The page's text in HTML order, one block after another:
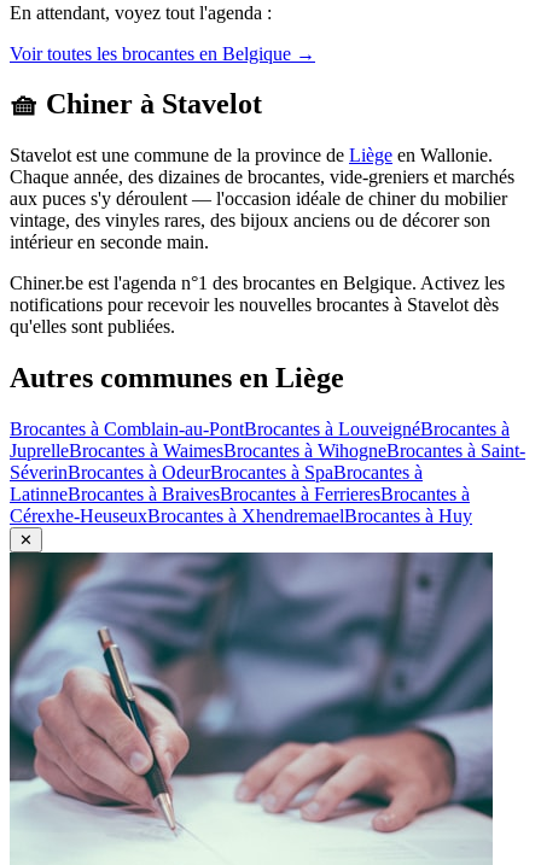
En attendant, voyez tout l'agenda :
Voir toutes les brocantes en Belgique →
🧺 Chiner à Stavelot
Stavelot est une commune de la province de Liège en Wallonie.
Chaque année, des dizaines de brocantes, vide-greniers et marchés
aux puces s'y déroulent — l'occasion idéale de chiner du mobilier
vintage, des vinyles rares, des bijoux anciens ou de décorer son
intérieur en seconde main.
Chiner.be est l'agenda n°1 des brocantes en Belgique. Activez les
notifications pour recevoir les nouvelles brocantes à Stavelot dès
qu'elles sont publiées.
Autres communes en Liège
Brocantes à Comblain-au-PontBrocantes à LouveignéBrocantes à
JuprelleBrocantes à WaimesBrocantes à WihogneBrocantes à Saint-
SéverinBrocantes à OdeurBrocantes à SpaBrocantes à
LatinneBrocantes à BraivesBrocantes à FerrieresBrocantes à
Cérexhe-HeuseuxBrocantes à XhendremaelBrocantes à Huy
✕